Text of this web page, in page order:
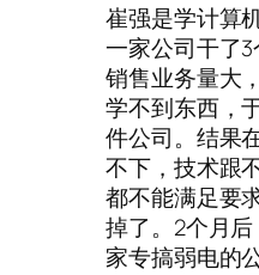
崔强是学计算
一家公司干了
销售业务量大
学不到东西，
件公司。结果
不下，技术跟
都不能满足要
掉了。2个月
家专搞弱电的